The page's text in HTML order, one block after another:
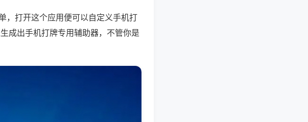
，打开这个应用便可以自定义手机打
成出手机打牌专用辅助器，不管你是